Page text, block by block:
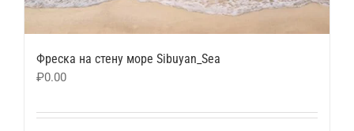
Фреска на стену море Sibuyan_Sea
₽0.00